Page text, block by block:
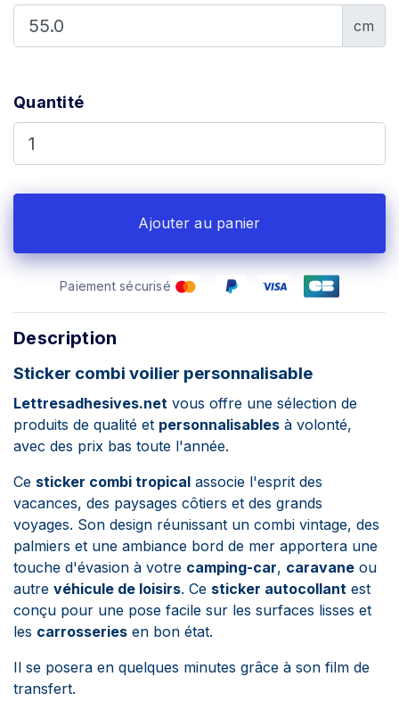
cm
Quantité
Ajouter au panier
Paiement sécurisé
Description
Sticker combi voilier personnalisable
Lettresadhesives.net vous offre une sélection de
produits de qualité et personnalisables à volonté,
avec des prix bas toute l'année.
Ce sticker combi tropical associe l'esprit des
vacances, des paysages côtiers et des grands
voyages. Son design réunissant un combi vintage, des
palmiers et une ambiance bord de mer apportera une
touche d'évasion à votre camping-car, caravane ou
autre véhicule de loisirs. Ce sticker autocollant est
conçu pour une pose facile sur les surfaces lisses et
les carrosseries en bon état.
Il se posera en quelques minutes grâce à son film de
transfert.